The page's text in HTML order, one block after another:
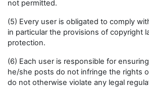
not permitted.
(5) Every user is obligated to comply
in particular the provisions of copyright
protection.
(6) Each user is responsible for
he/she posts do not infringe the rights
do not otherwise violate any legal